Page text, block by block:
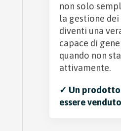
non solo
la gestione
diventi una
capace di
quando non
attivamente.
✓ Un
essere